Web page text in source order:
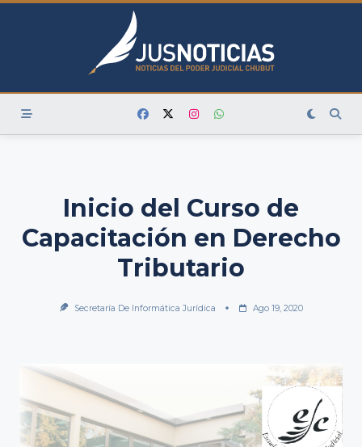
Skip
Inicio del Curso de
Capacitación en Derecho
Tributario
Secretaría De Informática Jurídica Ago 19, 2020